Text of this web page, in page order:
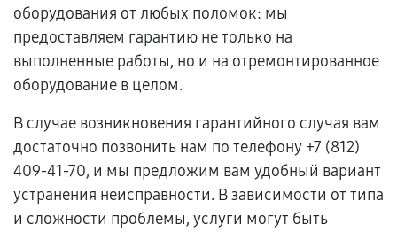
оборудования от любых поломок: мы
предоставляем гарантию не только на
выполненные работы, но и на отремонтированное
оборудование в целом.
В случае возникновения гарантийного случая вам
достаточно позвонить нам по телефону +7 (812)
409-41-70, и мы предложим вам удобный вариант
устранения неисправности. В зависимости от типа
и сложности проблемы, услуги могут быть